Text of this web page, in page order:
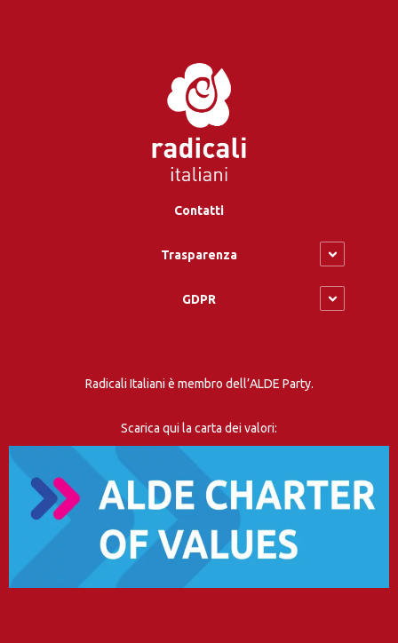
Contatti
Trasparenza
GDPR
Radicali Italiani è membro dell’ALDE Party.
Scarica qui la carta dei valori: